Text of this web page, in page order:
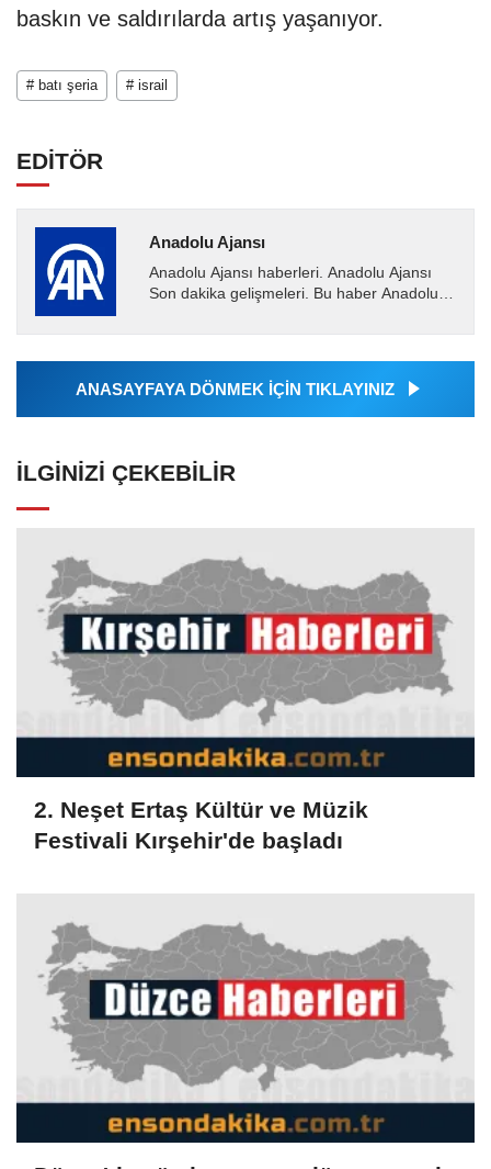
baskın ve saldırılarda artış yaşanıyor.
# batı şeria # israil
EDİTÖR
Anadolu Ajansı
Anadolu Ajansı haberleri. Anadolu Ajansı
Son dakika gelişmeleri. Bu haber Anadolu
Ajansı tarafından...
ANASAYFAYA DÖNMEK İÇİN TIKLAYINIZ
İLGINIZI ÇEKEBILIR
2. Neşet Ertaş Kültür ve Müzik
Festivali Kırşehir'de başladı